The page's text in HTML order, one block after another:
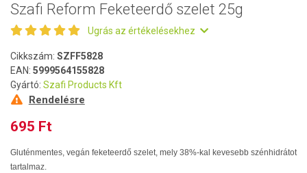
Szafi Reform Feketeerdő szelet 25g
Ugrás az értékelésekhez
Cikkszám: SZFF5828
EAN: 5999564155828
Gyártó: Szafi Products Kft
Rendelésre
695 Ft
Gluténmentes, vegán feketeerdő szelet, mely 38%-kal kevesebb szénhidrátot
tartalmaz.